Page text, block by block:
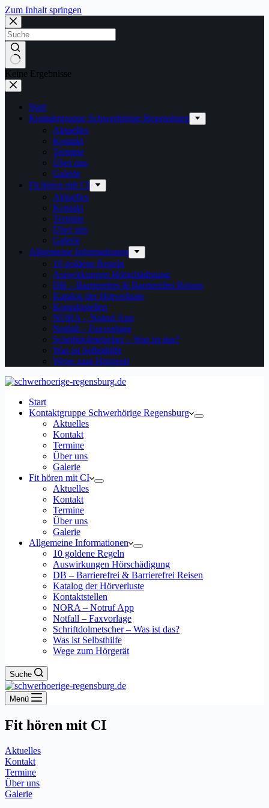
Zum Inhalt springen
Keine Ergebnisse
Start
Kontaktgruppe Schwerhörige Regensburg
Aktuelles
Kontakt
Termine
Über uns
Galerie
Fit hören mit CI
Aktuelles
Kontakt
Termine
Über uns
Galerie
Allgemeine Informationen
10 goldene Regeln
Auswirkungen Hörschädigung
DB – Barrierefrei & Barrierefrei Reisen
Katalog der Hörverluste
Kontaktstellen
NORA – Notruf App
Notfall – Faxvorlage
Schriftdolmetscher – Was ist das?
Was ist Selbsthilfe
Wege zum Hörgerät
Start
Kontaktgruppe Schwerhörige Regensburg
Aktuelles
Kontakt
Termine
Über uns
Galerie
Fit hören mit CI
Aktuelles
Kontakt
Termine
Über uns
Galerie
Allgemeine Informationen
10 goldene Regeln
Auswirkungen Hörschädigung
DB – Barrierefrei & Barrierefrei Reisen
Katalog der Hörverluste
Kontaktstellen
NORA – Notruf App
Notfall – Faxvorlage
Schriftdolmetscher – Was ist das?
Was ist Selbsthilfe
Wege zum Hörgerät
Suche
Menü
Fit hören mit CI
Aktuelles
Kontakt
Termine
Über uns
Galerie